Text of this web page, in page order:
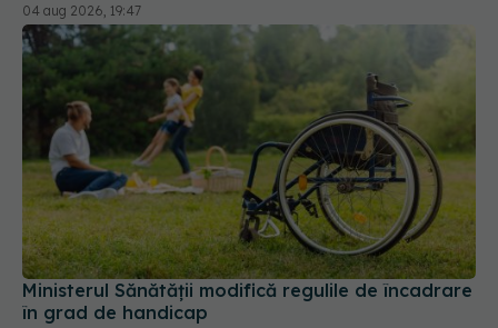
Ministerul Sănătății modifică regulile de încadrare
în grad de handicap
04 aug 2026, 10:33